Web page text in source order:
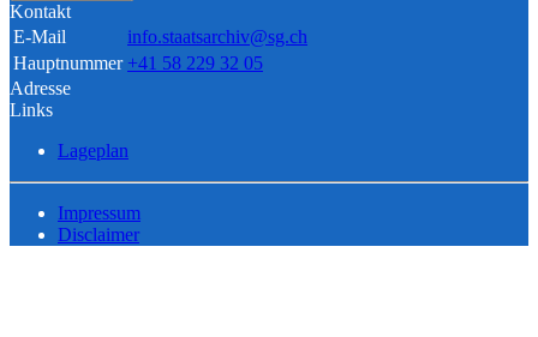
Kontakt
E-Mail
info.staatsarchiv@sg.ch
Hauptnummer +41 58 229 32 05
Adresse
Links
Lageplan
Impressum
Disclaimer